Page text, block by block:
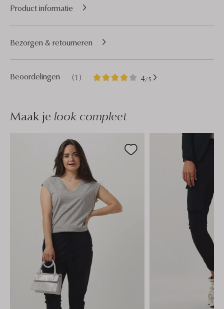
Product informatie
Beoordelingen (1) 4/5
1
4
Bezorgen & retourneren
Maak je look compleet